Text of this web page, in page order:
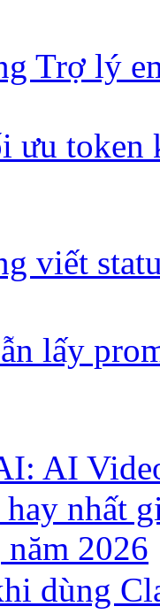
Trợ lý
ưu
viết
lấy
AI
nhất
2026
dùng